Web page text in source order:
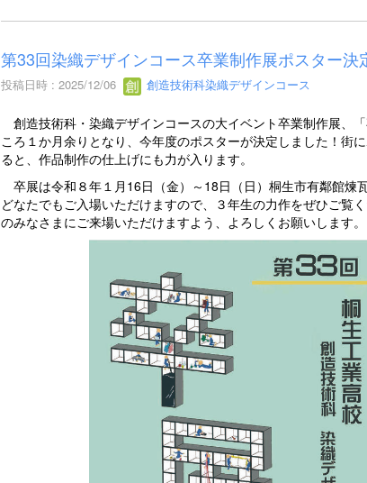
第33回染織デザインコース卒業制作展ポスター決
投稿日時 : 2025/12/06 創造技術科染織デザインコース
創造技術科・染織デザインコースの大イベント卒業制作展、
ころ１か月余りとなり、今年度のポスターが決定しました！街
ると、作品制作の仕上げにも力が入ります。
卒展は令和８年１月16日（金）～18日（日）桐生市有鄰館煉瓦
どなたでもご入場いただけますので、３年生の力作をぜひご覧
のみなさまにご来場いただけますよう、よろしくお願いします。